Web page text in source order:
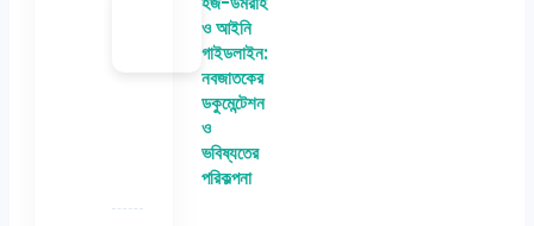
ও আইনি
গাইডলাইন:
নবজাতকের
ডকুমেন্টেশন
ও
ভবিষ্যতের
পরিকল্পনা